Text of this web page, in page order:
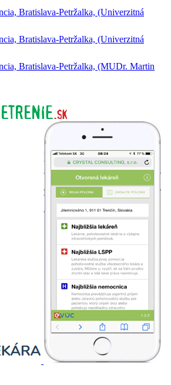
Bratislava-Petržalka, (Univerzitná
Bratislava-Petržalka, (Univerzitná
Bratislava-Petržalka, (MUDr. Martin